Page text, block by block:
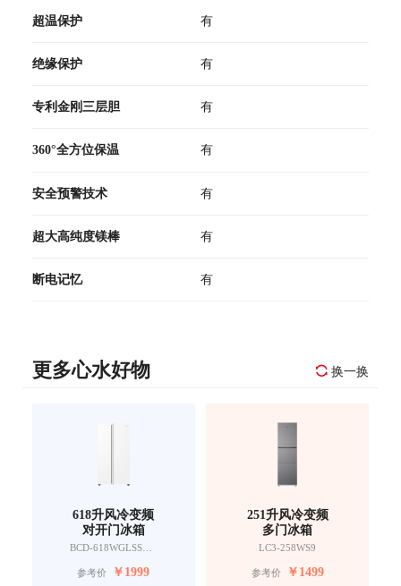
超温保护 有
绝缘保护 有
专利金刚三层胆 有
360°全方位保温 有
安全预警技术 有
超大高纯度镁棒 有
断电记忆 有
更多心水好物 换一换
618升风冷变频
对开门冰箱
BCD-618WGLSSEDW9
参考价 ￥1999
251升风冷变频
多门冰箱
LC3-258WS9
参考价 ￥1499